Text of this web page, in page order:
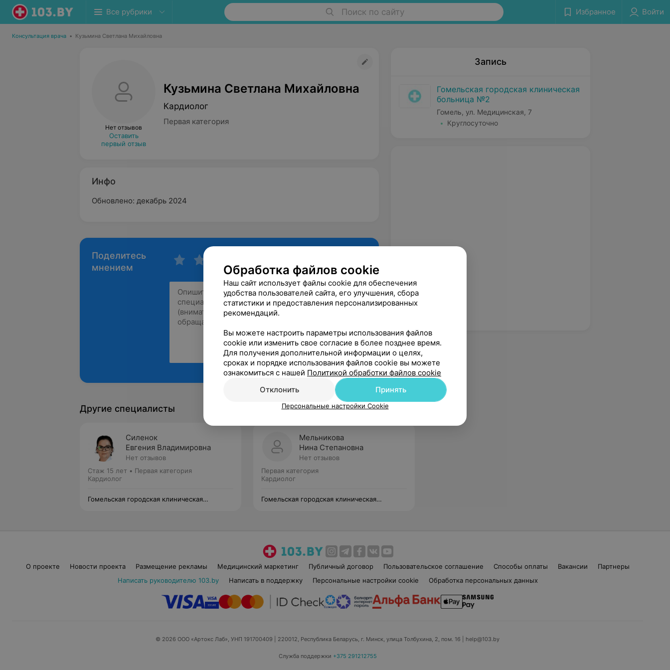
Все рубрики Поиск по сайту Избранное Войти
Консультация врача • Кузьмина Светлана Михайловна
Нет отзывов
Оставить
первый отзыв
Кузьмина Светлана Михайловна
Кардиолог
Первая категория
Инфо
Обновлено: декабрь 2024
Поделитесь
мнением
Рекомендую
Запись
Гомельская городская клиническая
больница №2
Гомель, ул. Медицинская, 7
Круглосуточно
Другие специалисты
Силенок
Евгения Владимировна
Нет отзывов
Стаж 15 лет • Первая категория
Кардиолог
Гомельская городская клиническая
Мельникова
Нина Степановна
Нет отзывов
Первая категория
Кардиолог
Гомельская городская клиническая
О проекте Новости проекта Размещение рекламы Медицинский маркетинг Публичный договор Пользовательское соглашение Способы оплаты Вакансии
Партнеры
Написать руководителю 103.by
Написать в поддержку Персональные настройки cookie Обработка персональных данных
© 2026 ООО «Артокс Лаб», УНП 191700409 | 220012, Республика Беларусь, г. Минск, улица Толбухина, 2, пом. 16 | help@103.by
Служба поддержки +375 291212755
Обработка файлов cookie
Наш сайт использует файлы cookie для обеспечения
удобства пользователей сайта, его улучшения, сбора
статистики и предоставления персонализированных
рекомендаций.
Вы можете настроить параметры использования файлов
cookie или изменить свое согласие в более позднее время.
Для получения дополнительной информации о целях,
сроках и порядке использования файлов cookie вы можете
ознакомиться с нашей Политикой обработки файлов cookie
Отклонить
Принять
Персональные настройки Cookie